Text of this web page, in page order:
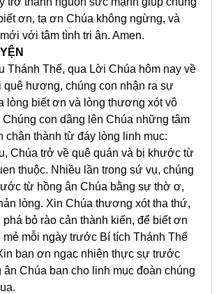
ơn, tạ ơn Chúa không ngừng, và
với tâm tình tri ân. Amen.
Thánh Thể, qua Lời Chúa hôm nay về
hương, chúng con nhận ra sự
lòng biết ơn và lòng thương xót vô
Chúng con dâng lên Chúa những tâm
chân thành từ đáy lòng linh mục:
Chúa trở về quê quán và bị khước từ
thuộc. Nhiều lần trong sứ vụ, chúng
từ hồng ân Chúa bằng sự thờ ơ,
lòng. Xin Chúa thương xót tha thứ,
bỏ rào cản thành kiến, để biết ơn
mỗi ngày trước Bí tích Thánh Thể
ban ơn ngạc nhiên thực sự trước
ân Chúa ban cho linh mục đoàn chúng